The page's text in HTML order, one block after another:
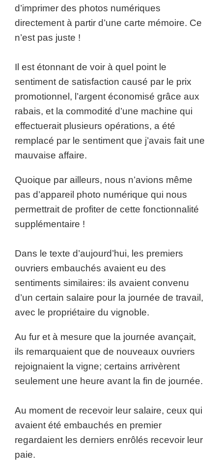
d’imprimer des photos numériques
directement à partir d’une carte mémoire. Ce
n’est pas juste !
Il est étonnant de voir à quel point le
sentiment de satisfaction causé par le prix
promotionnel, l’argent économisé grâce aux
rabais, et la commodité d’une machine qui
effectuerait plusieurs opérations, a été
remplacé par le sentiment que j’avais fait une
mauvaise affaire.
Quoique par ailleurs, nous n’avions même
pas d’appareil photo numérique qui nous
permettrait de profiter de cette fonctionnalité
supplémentaire !
Dans le texte d’aujourd’hui, les premiers
ouvriers embauchés avaient eu des
sentiments similaires: ils avaient convenu
d’un certain salaire pour la journée de travail,
avec le propriétaire du vignoble.
Au fur et à mesure que la journée avançait,
ils remarquaient que de nouveaux ouvriers
rejoignaient la vigne; certains arrivèrent
seulement une heure avant la fin de journée.
Au moment de recevoir leur salaire, ceux qui
avaient été embauchés en premier
regardaient les derniers enrôlés recevoir leur
paie.